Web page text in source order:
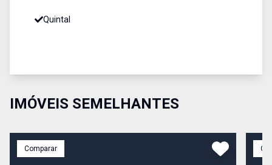
Quintal
IMÓVEIS SEMELHANTES
Comparar